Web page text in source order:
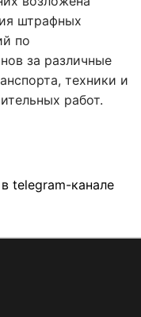
штрафных
по
за различные
техники и
работ.
telegram-канале